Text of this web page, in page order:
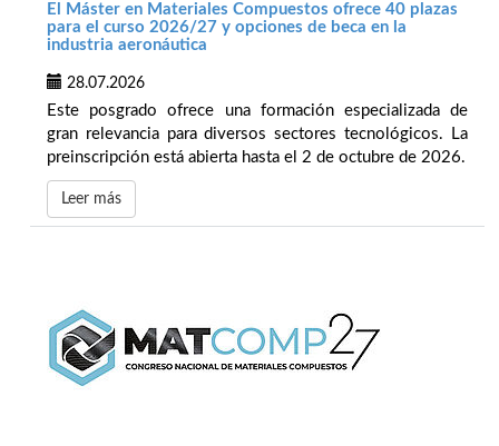
El Máster en Materiales Compuestos ofrece 40 plazas
para el curso 2026/27 y opciones de beca en la
industria aeronáutica
28.07.2026
Este posgrado ofrece una formación especializada de
gran relevancia para diversos sectores tecnológicos. La
preinscripción está abierta hasta el 2 de octubre de 2026.
Leer más